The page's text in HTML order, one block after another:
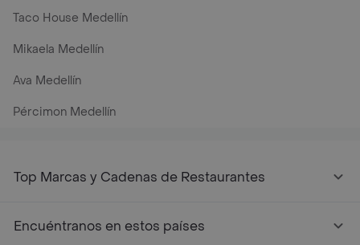
Taco House Medellín
Mikaela Medellín
Ava Medellín
Pércimon Medellín
Top Marcas y Cadenas de Restaurantes
Encuéntranos en estos países